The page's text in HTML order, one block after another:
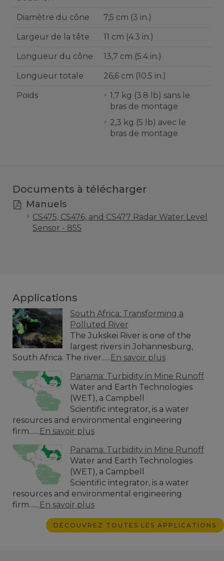
Diamètre du cône 7,5 cm (3 in.)
Largeur de la tête 11 cm (4.3 in.)
Longueur du cône 13,7 cm (5.4 in.)
Longueur totale 26,6 cm (10.5 in.)
Poids
1,7 kg (3.8 lb) sans le
bras de montage
2,3 kg (5 lb) avec le
bras de montage
Documents à télécharger
Manuels
CS475, CS476, and CS477 Radar Water Level
Sensor - 855
Applications
South Africa: Transforming a
Polluted River
The Jukskei River is one of the
largest rivers in Johannesburg,
South Africa. The river......En savoir plus
Panama: Turbidity in Mine Runoff
Water and Earth Technologies
(WET), a Campbell
Scientific integrator, is a water
resources and environmental engineering
firm.......En savoir plus
Panama: Turbidity in Mine Runoff
Water and Earth Technologies
(WET), a Campbell
Scientific integrator, is a water
resources and environmental engineering
firm.......En savoir plus
DÉCOUVREZ TOUTES LES APPLICATIONS